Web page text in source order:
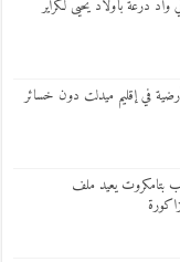
درعة بأولاد يحيى لكراير
أرضية في إقليم ميدلت دون خسائر
بتامكروت يعيد ملف